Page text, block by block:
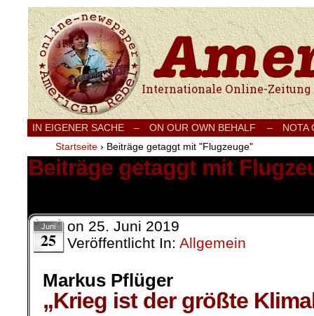
Internationale Onlinezeitung für Frieden,
IN EIGENER SACHE – ON OUR OWN BEHALF –
NOTA
Startseite › Beiträge getaggt mit "Flugzeuge"
Beiträge getaggt mit
Juni
25
on 25. Juni 2019
Veröffentlicht In: Allgemein
Markus Pflüger
„Krieg ist der größte